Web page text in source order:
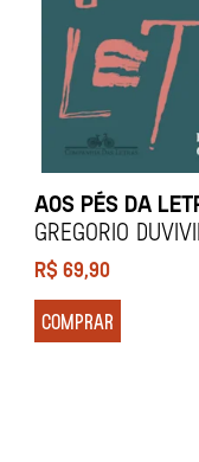
AOS PÉS DA
Gregorio
R$69,90
COMPRAR